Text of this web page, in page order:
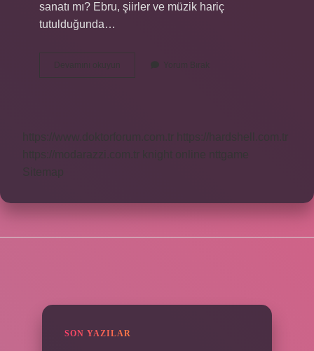
sanatı mı? Ebru, şiirler ve müzik hariç
tutulduğunda…
Devamını okuyun
Ebru
Yorum Bırak
https://www.doktorforum.com.tr
https://hardshell.com.tr
https://modarazzi.com.tr
knight online
nttgame
Sitemap
SON YAZILAR